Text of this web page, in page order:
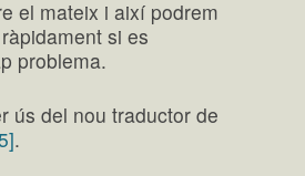
el mateix i així podrem
si es
problema.
ús del nou traductor de
.